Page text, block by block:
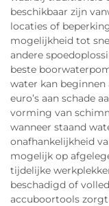
beschikbaar zijn
locaties of
mogelijkheid tot
andere
beste
water kan
euro’s aan schade
vorming van
wanneer staand
onafhankelijkheid
mogelijk op
tijdelijke
beschadigd of
accuboortools